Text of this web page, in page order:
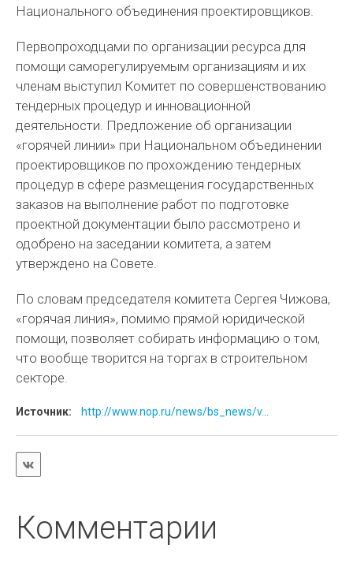
Национального объединения проектировщиков.
Первопроходцами по организации ресурса для
помощи саморегулируемым организациям и их
членам выступил Комитет по совершенствованию
тендерных процедур и инновационной
деятельности. Предложение об организации
«горячей линии» при Национальном объединении
проектировщиков по прохождению тендерных
процедур в сфере размещения государственных
заказов на выполнение работ по подготовке
проектной документации было рассмотрено и
одобрено на заседании комитета, а затем
утверждено на Совете.
По словам председателя комитета Сергея Чижова,
«горячая линия», помимо прямой юридической
помощи, позволяет собирать информацию о том,
что вообще творится на торгах в строительном
секторе.
Источник: http://www.nop.ru/news/bs_news/v...
Комментарии